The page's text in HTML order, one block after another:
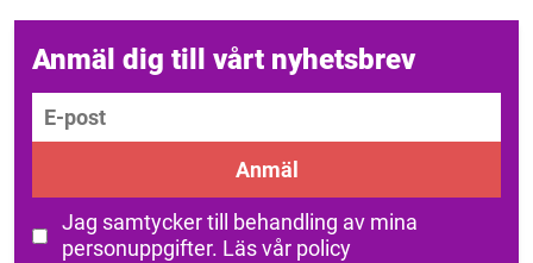
Anmäl dig till vårt nyhetsbrev
E-post
Anmäl
Jag samtycker till behandling av mina
personuppgifter. Läs vår policy